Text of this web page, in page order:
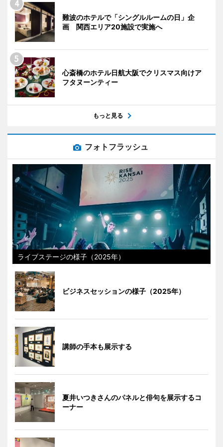
難波のホテルで「シングルルームの日」企
画 関西エリア20施設で実施へ
心斎橋のホテル日航大阪でクリスマス向けア
フタヌーンティー
もっと見る
フォトフラッシュ
ライブステージの様子（2025年）
ビジネスセッションの様子（2025年）
講師の手本も展示する
夏井いつきさんのパネルと俳句を展示するコ
ーナー